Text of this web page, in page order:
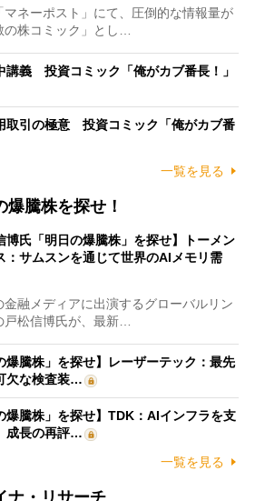
ネーポスト」にて、圧倒的な情報量が
の株コミック」とし…
講義 投資コミック「俺がカブ番長！」
取引の極意 投資コミック「俺がカブ番
一覧を見る
爆騰株を探せ！
博氏「明日の爆騰株」を探せ】トーメン
：サムスンを通じて世界のAIメモリ需
融メディアに出演するグローバルリン
戸松信博氏が、最新…
爆騰株」を探せ】レーザーテック：最先
欠な検査装…
爆騰株」を探せ】TDK：AIインフラを支
成長の再評…
一覧を見る